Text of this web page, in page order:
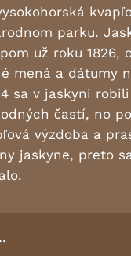
parku.
už roku 1826,
mená a dátumy
sa v jaskyni
častí, no
výzdoba a
jaskyne, preto